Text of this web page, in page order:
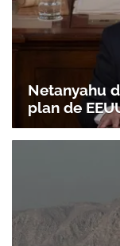
Netanyahu
plan de